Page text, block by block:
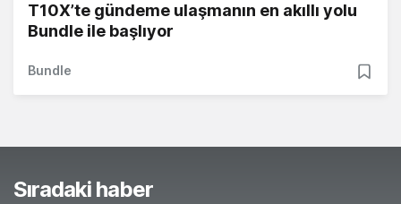
T10X’te gündeme ulaşmanın en akıllı yolu
Bundle ile başlıyor
Bundle
Sıradaki haber